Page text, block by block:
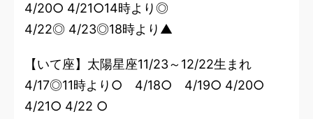
4/20○ 4/21○14時より◎
4/22◎ 4/23◎18時より▲
【いて座】太陽星座11/23～12/22生まれ
4/17◎11時より○ 4/18○ 4/19○ 4/20○
4/21○ 4/22 ○